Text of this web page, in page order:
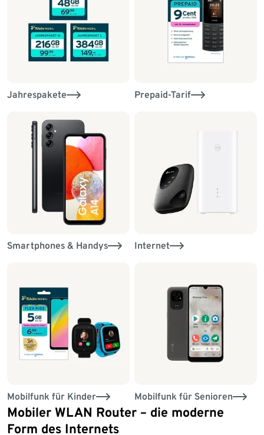
Jahrespakete Prepaid-Tarif
Smartphones & Handys Internet
Mobilfunk für Kinder Mobilfunk für Senioren
Mobiler WLAN Router – die moderne
Form des Internets